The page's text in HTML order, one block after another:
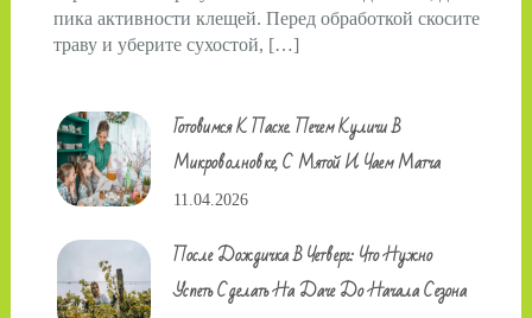
пика активности клещей. Перед обработкой скосите
траву и уберите сухостой, […]
Готовимся К Пасхе. Печем Куличи В
Микроволновке, С Мятой И Чаем Матча
11.04.2026
После Дождичка В Четверг: Что Нужно
Успеть Сделать На Даче До Начала Сезона